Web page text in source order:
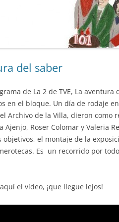
del saber
de La 2 de TVE, La
en el bloque. Un día de rodaje
Archivo de la Villa, dieron como
Ajenjo, Roser Colomar y Valeria
objetivos, el montaje de la
Es un recorrido por
el vídeo, ¡que llegue lejos!